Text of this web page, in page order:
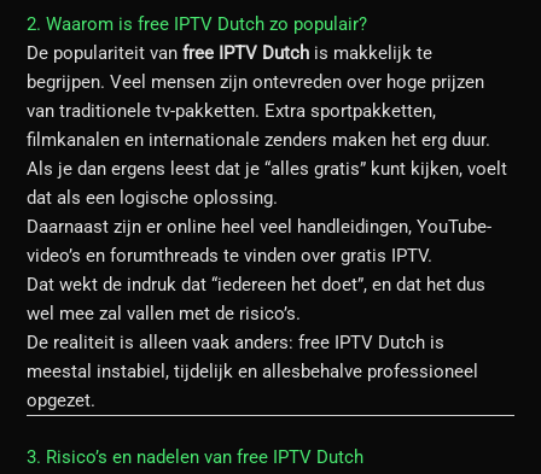
2. Waarom is free IPTV Dutch zo populair?
De populariteit vanfree IPTV Dutch is makkelijk te
begrijpen. Veel mensen zijn ontevreden over hoge prijzen
van traditionele tv-pakketten. Extra sportpakketten,
filmkanalen en internationale zenders maken het erg duur.
Als je dan ergens leest dat je “alles gratis” kunt kijken, voelt
dat als een logische oplossing.
Daarnaast zijn er online heel veel handleidingen, YouTube-
video’s en forumthreads te vinden over gratis IPTV.
Dat wekt de indruk dat “iedereen het doet”, en dat het dus
wel mee zal vallen met de risico’s.
De realiteit is alleen vaak anders: free IPTV Dutch is
meestal instabiel, tijdelijk en allesbehalve professioneel
opgezet.
3. Risico’s en nadelen van free IPTV Dutch